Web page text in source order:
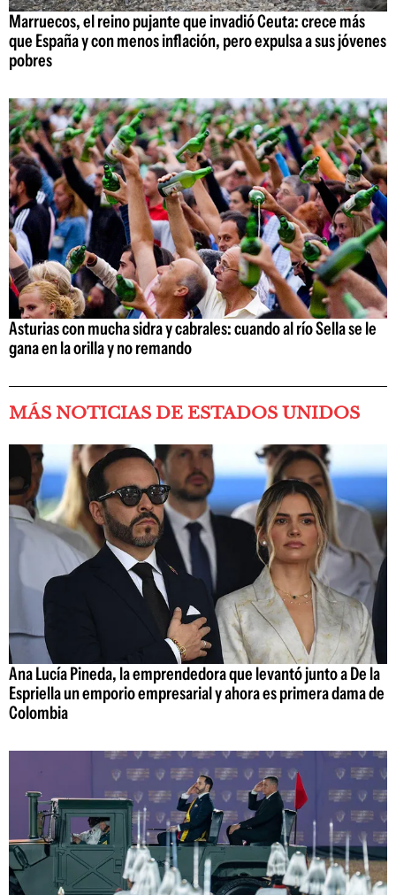
Marruecos, el reino pujante que invadió Ceuta: crece más
que España y con menos inflación, pero expulsa a sus jóvenes
pobres
Asturias con mucha sidra y cabrales: cuando al río Sella se le
gana en la orilla y no remando
MÁS NOTICIAS DE ESTADOS UNIDOS
Ana Lucía Pineda, la emprendedora que levantó junto a De la
Espriella un emporio empresarial y ahora es primera dama de
Colombia